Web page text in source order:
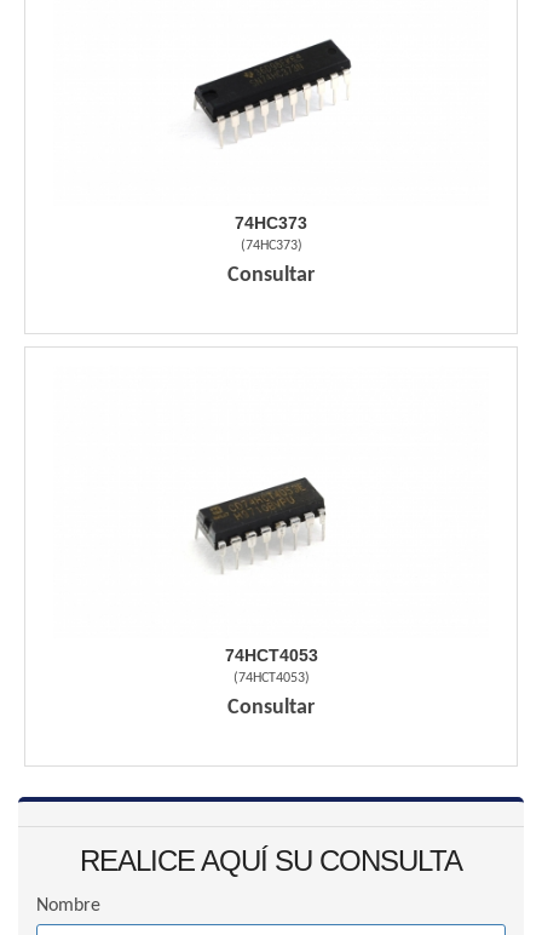
74HC373
(74HC373)
Consultar
74HCT4053
(74HCT4053)
Consultar
REALICE AQUÍ SU CONSULTA
Nombre